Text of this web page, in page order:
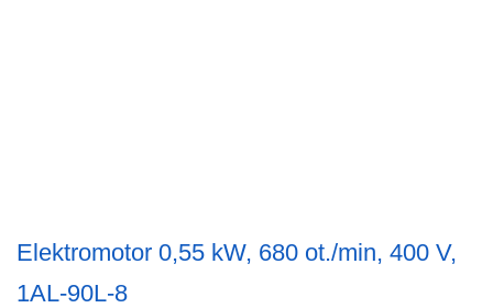
Elektromotor 0,55 kW, 680 ot./min, 400 V,
1AL-90L-8